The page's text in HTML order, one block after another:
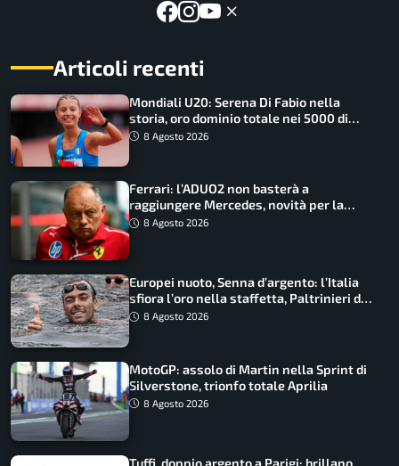
Articoli recenti
Mondiali U20: Serena Di Fabio nella
storia, oro dominio totale nei 5000 di
marcia
8 Agosto 2026
Ferrari: l’ADUO2 non basterà a
raggiungere Mercedes, novità per la
Macarena
8 Agosto 2026
Europei nuoto, Senna d’argento: l’Italia
sfiora l’oro nella staffetta, Paltrinieri da
urlo, il bilancio azzurro
8 Agosto 2026
MotoGP: assolo di Martin nella Sprint di
Silverstone, trionfo totale Aprilia
8 Agosto 2026
Tuffi, doppio argento a Parigi: brillano